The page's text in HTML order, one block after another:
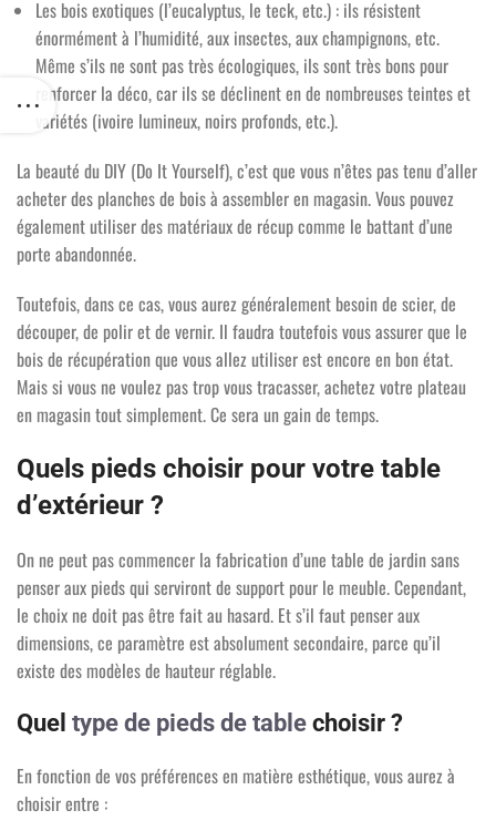
Les bois exotiques (l’eucalyptus, le teck, etc.) : ils résistent
énormément à l’humidité, aux insectes, aux champignons, etc.
Même s’ils ne sont pas très écologiques, ils sont très bons pour
renforcer la déco, car ils se déclinent en de nombreuses teintes et
variétés (ivoire lumineux, noirs profonds, etc.).
La beauté du DIY (Do It Yourself), c’est que vous n’êtes pas tenu d’aller
acheter des planches de bois à assembler en magasin. Vous pouvez
également utiliser des matériaux de récup comme le battant d’une
porte abandonnée.
Toutefois, dans ce cas, vous aurez généralement besoin de scier, de
découper, de polir et de vernir. Il faudra toutefois vous assurer que le
bois de récupération que vous allez utiliser est encore en bon état.
Mais si vous ne voulez pas trop vous tracasser, achetez votre plateau
en magasin tout simplement. Ce sera un gain de temps.
Quels pieds choisir pour votre table
d’extérieur ?
On ne peut pas commencer la fabrication d’une table de jardin sans
penser aux pieds qui serviront de support pour le meuble. Cependant,
le choix ne doit pas être fait au hasard. Et s’il faut penser aux
dimensions, ce paramètre est absolument secondaire, parce qu’il
existe des modèles de hauteur réglable.
Quel type de pieds de table choisir ?
En fonction de vos préférences en matière esthétique, vous aurez à
choisir entre :